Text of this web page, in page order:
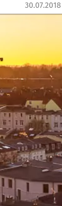
30.07.2018